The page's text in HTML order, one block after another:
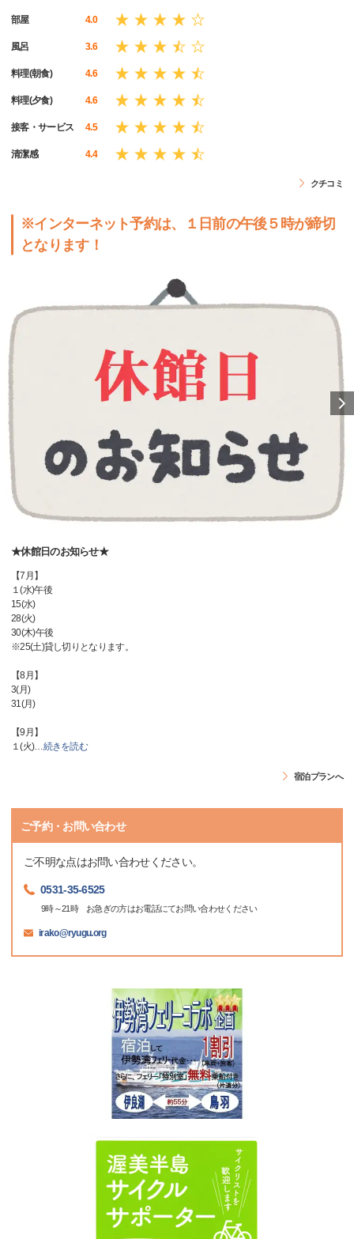
部屋 4.0
風呂 3.6
料理(朝食) 4.6
料理(夕食) 4.6
接客・サービス 4.5
清潔感 4.4
クチコミ
※インターネット予約は、１日前の午後５時が締切
となります！
★休館日のお知らせ★
【7月】
１(水)午後
15(水)
28(火)
30(木)午後
※25(土)貸し切りとなります。
【8月】
3(月)
31(月)
【9月】
１(火)…続きを読む
宿泊プランへ
ご予約・お問い合わせ
ご不明な点はお問い合わせください。
0531-35-6525
9時～21時 お急ぎの方はお電話にてお問い合わせください
irako@ryugu.org